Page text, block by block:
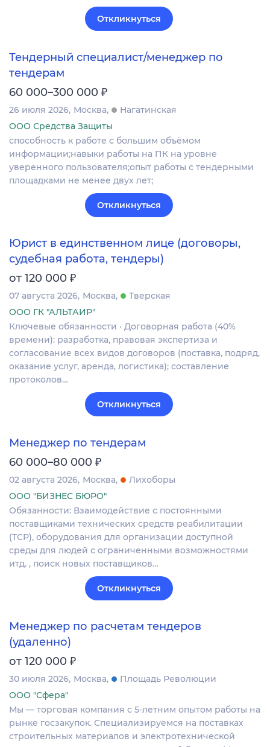
Откликнуться
Тендерный специалист/менеджер по
тендерам
60 000–300 000 ₽
26 июля 2026 Москва
Нагатинская
ООО Средства Защиты
способность к работе с большим объёмом
информации;навыки работы на ПК на уровне
уверенного пользователя;опыт работы с тендерными
площадками не менее двух лет;
Откликнуться
Юрист в единственном лице (договоры,
судебная работа, тендеры)
от 120 000 ₽
07 августа 2026 Москва
Тверская
ООО ГК "АЛЬТАИР"
Ключевые обязанности · Договорная работа (40%
времени): разработка, правовая экспертиза и
согласование всех видов договоров (поставка, подряд,
оказание услуг, аренда, логистика); составление
протоколов…
Откликнуться
Менеджер по тендерам
60 000–80 000 ₽
02 августа 2026 Москва
Лихоборы
ООО "БИЗНЕС БЮРО"
Обязанности: Взаимодействие с постоянными
поставщиками технических средств реабилитации
(ТСР), оборудования для организации доступной
среды для людей с ограниченными возможностями
итд. , поиск новых поставщиков…
Откликнуться
Менеджер по расчетам тендеров
(удаленно)
от 120 000 ₽
30 июля 2026 Москва
Площадь Революции
ООО "Сфера"
Мы — торговая компания с 5-летним опытом работы на
рынке госзакупок. Специализируемся на поставках
строительных материалов и электротехнической